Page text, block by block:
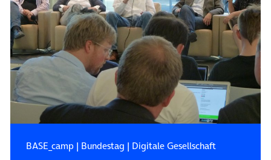
BASE_camp | Bundestag | Digitale Gesellschaft